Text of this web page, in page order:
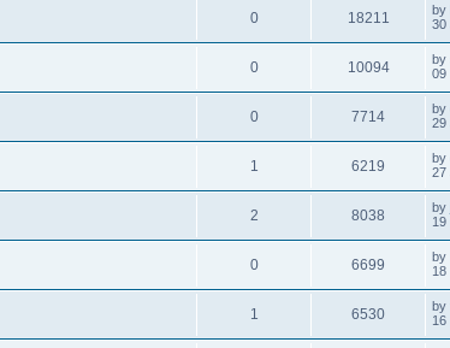
0 18211 by
30
0 10094 by
09
0 7714 by
29
1 6219 by
27
2 8038 by
19
0 6699 by
18
1 6530 by
16